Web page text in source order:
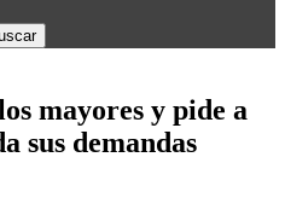
mayores y pide a
sus demandas